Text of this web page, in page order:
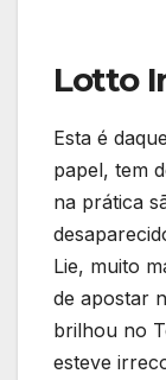
Lotto
Esta é
papel, tem
na prática
Lie, muito
de apostar
brilhou no
esteve